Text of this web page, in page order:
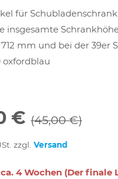
für
insgesamte
mm und bei der 39er
oxfordblau
€ (45,00 €)
zzgl. Versand
4 Wochen (Der